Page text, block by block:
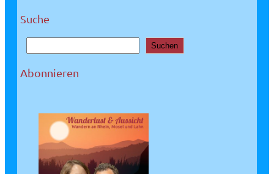
Suche
u
c
Suchen
Abonnieren